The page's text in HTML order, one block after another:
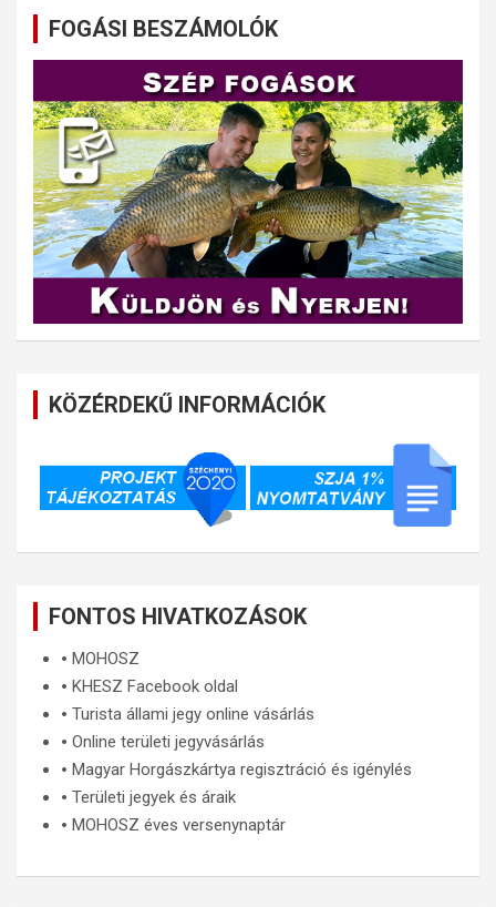
FOGÁSI BESZÁMOLÓK
KÖZÉRDEKŰ INFORMÁCIÓK
FONTOS HIVATKOZÁSOK
🞄 MOHOSZ
🞄 KHESZ Facebook oldal
🞄 Turista állami jegy online vásárlás
🞄 Online területi jegyvásárlás
🞄 Magyar Horgászkártya regisztráció és igénylés
🞄 Területi jegyek és áraik
🞄 MOHOSZ éves versenynaptár